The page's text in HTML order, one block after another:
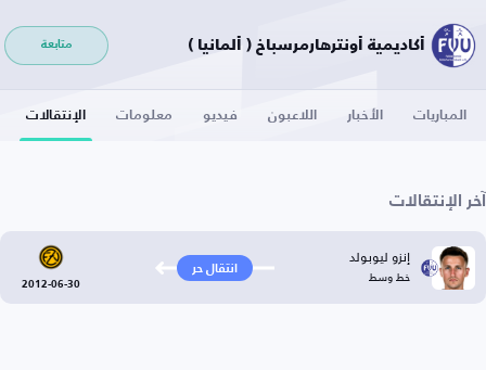
أكاديمية أونترهارمرسباخ ( ألمانيا ) متابعة
المباريات الأخبار اللاعبون فيديو معلومات الإنتقالات
آخر الإنتقالات
إنزو ليوبولد
خط وسط انتقال حر
2012-06-30